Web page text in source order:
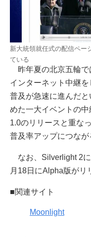
新大統領就任式の配信ペー
ている
昨年夏の北京五輪で
インターネット中継
普及が急速に進んだ
めた一大イベントの
1.0のリリースと重な
普及率アップにつなが
なお、Silverlight 2
月18日にAlpha版がリ
■関連サイト
Moonlight